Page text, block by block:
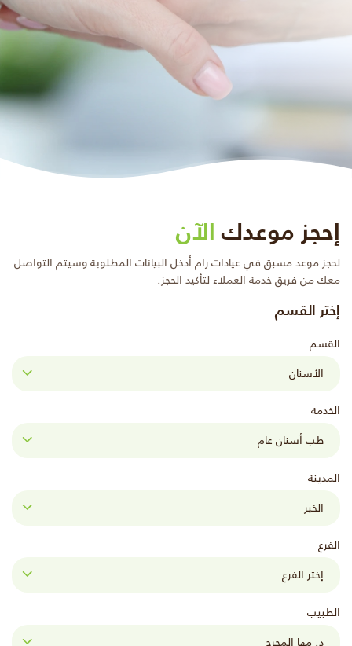
إحجز موعدكالآن
لحجز موعد مسبق في عيادات رام أدخل البيانات المطلوبة وسيتم التواصل
معك من فريق خدمة العملاء لتأكيد الحجز.
إختر القسم
القسم
الخدمة
المدينة
الفرع
الطبيب